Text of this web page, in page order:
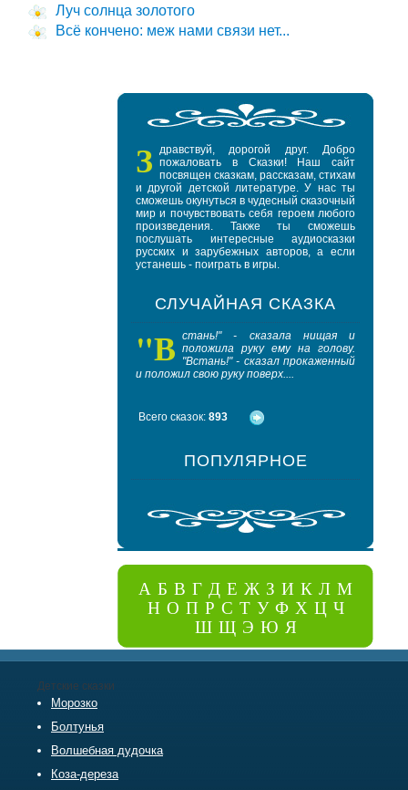
Луч солнца золотого
Всё кончено: меж нами связи нет...
З дравствуй, дорогой друг. Добро
пожаловать в Сказки! Наш сайт
посвящен сказкам, рассказам, стихам
и другой детской литературе. У нас ты
сможешь окунуться в чудесный сказочный
мир и почувствовать себя героем любого
произведения. Также ты сможешь
послушать интересные аудиосказки
русских и зарубежных авторов, а если
устанешь - поиграть в игры.
СЛУЧАЙНАЯ СКАЗКА
"В стань!" - сказала нищая и
положила руку ему на голову.
"Встань!" - сказал прокаженный
и положил свою руку поверх....
Всего сказок: 893
ПОПУЛЯРНОЕ
А Б В Г Д Е Ж З И К Л М
Н О П Р С Т У Ф Х Ц Ч
Ш Щ Э Ю Я
Детские сказки
Морозко
Болтунья
Волшебная дудочка
Коза-дереза